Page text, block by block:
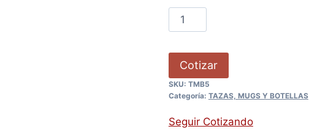
Cotizar
SKU: TMB5
Categoría: TAZAS, MUGS Y BOTELLAS
Seguir Cotizando